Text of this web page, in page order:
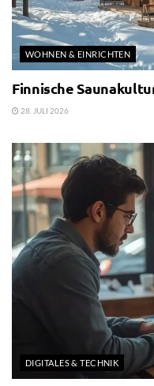
WOHNEN & EINRICHTEN
Finnische
28. JULI 2026
DIGITALES & TECHNIK